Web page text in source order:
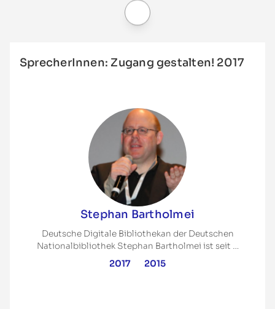
SprecherInnen: Zugang gestalten! 2017
Stephan Bartholmei
Deutsche Digitale Bibliothekan der Deutschen
Nationalbibliothek Stephan Bartholmei ist seit …
2017 2015